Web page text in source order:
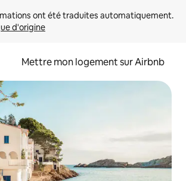
d'origine
Mettre mon logement sur Airbnb